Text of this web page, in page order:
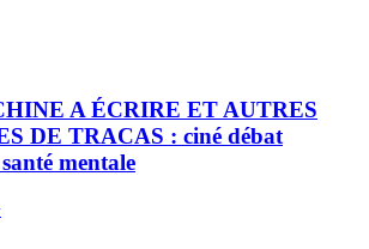
A ÉCRIRE ET AUTRES
DE TRACAS : ciné débat
mentale